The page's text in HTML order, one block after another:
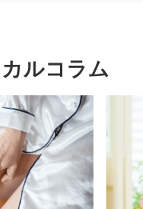
ルコラム